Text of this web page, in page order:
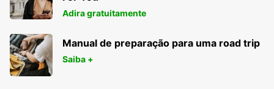
MEDELLIN - COLOMBIA
Adira gratuitamente
Manual de preparação para uma road trip
Saiba +